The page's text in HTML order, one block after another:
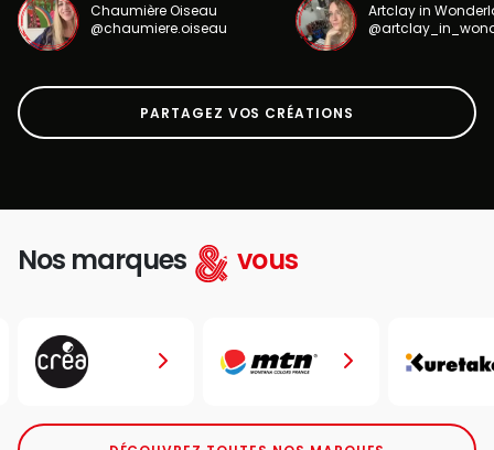
Chaumière Oiseau
@chaumiere.oiseau
Artclay in
PARTAGEZ VOS CRÉATIONS
Nos marques vous